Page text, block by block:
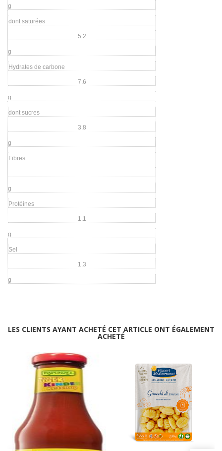
g
dont saturées
5.2
g
Hydrates de carbone
7.6
g
dont sucres
3.8
g
Fibres
g
Protéines
1.1
g
Sel
1.3
g
LES CLIENTS AYANT ACHETÉ CET ARTICLE ONT ÉGALEMENT
ACHETÉ